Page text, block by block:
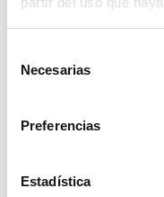
process your
Necesarias
Preferencias
Estadística
Todo tipo de